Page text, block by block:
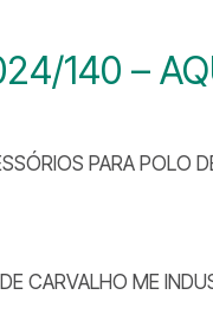
140 –
PARA POLO
CARVALHO ME